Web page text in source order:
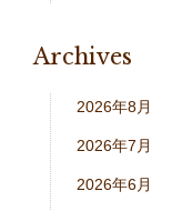
Archives
2026年8月
2026年7月
2026年6月